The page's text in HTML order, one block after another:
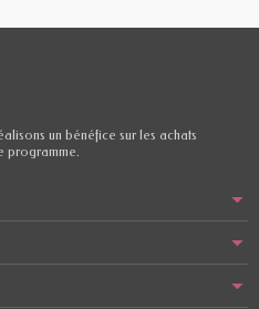
un bénéfice sur les achats
programme.